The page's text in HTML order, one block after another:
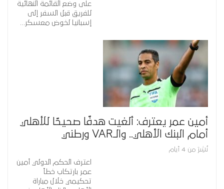
على وضع القائمة النهائية
للفريق قبل السفر إلى
إسبانيا لخوض معسكر…
أمين عمر يعترف: ألغيت هدفًا صحيحًا للأهلي
أمام البنك الأهلي.. والـVAR ورطني
نُشِرَ من 4 أيام
اعترف الحكم الدولي أمين
عمر بارتكاب خطأ
تحكيمي خلال مباراة